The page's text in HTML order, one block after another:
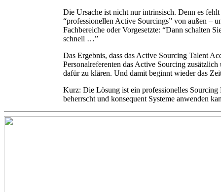
Die Ursache ist nicht nur intrinsisch. Denn es
“professionellen Active Sourcings” von außen –
Fachbereiche oder Vorgesetzte: “Dann schalten
schnell …”
Das Ergebnis, dass das Active Sourcing Talent
Personalreferenten das Active Sourcing
dafür zu klären. Und damit beginnt wieder das
Kurz: Die Lösung ist ein professionelles
beherrscht und konsequent Systeme anwenden